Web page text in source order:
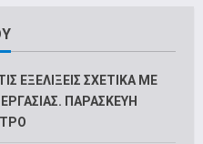
ΕΞΕΛΙΞΕΙΣ ΣΧΕΤΙΚΑ ΜΕ
ΠΑΡΑΣΚΕΥΗ